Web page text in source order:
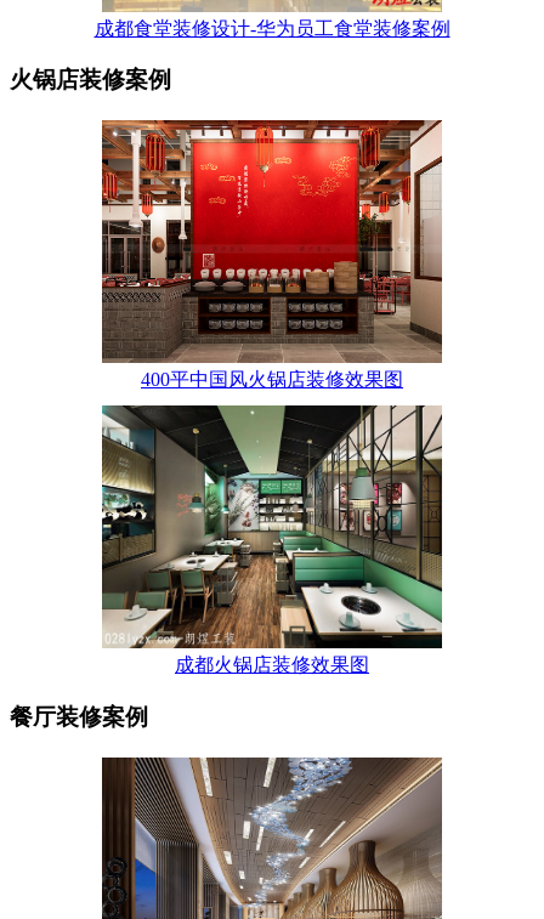
成都食堂装修设计-华为员工食堂装修案例
火锅店装修案例
400平中国风火锅店装修效果图
成都火锅店装修效果图
餐厅装修案例